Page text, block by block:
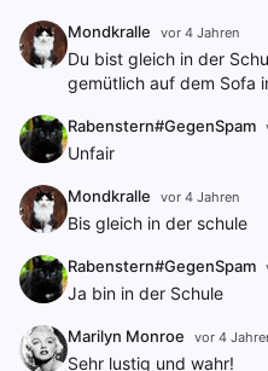
Mondkralle vor 4 Jahren
Du bist gleich in der
gemütlich auf dem Sofa
Rabenstern#GegenSpam
Unfair
Mondkralle vor 4 Jahren
Bis gleich in der schule
Rabenstern#GegenSpam
Ja bin in der Schule
Marilyn Monroe vor 4
Sehr lustig und wahr!